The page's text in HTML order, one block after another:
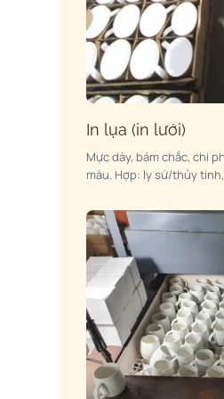
In lụa (in lưới)
Mực dày, bám chắc, chi
màu. Hợp: ly sứ/thủy